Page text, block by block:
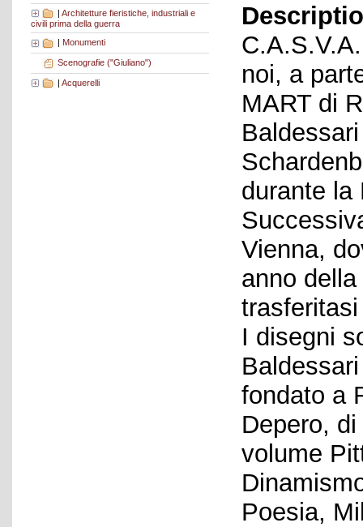
| Architetture fieristiche, industriali e
civili prima della guerra
Monumenti
Scenografie ("Giuliano")
| Acquerelli
noi, a
MART di
durante la
Vienna,
anno
I disegni
fondato a
Depero,
volume
Poesia,